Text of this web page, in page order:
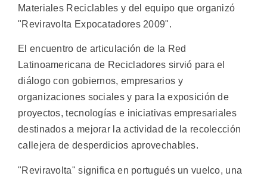
Materiales Reciclables y del equipo que organizó
"Reviravolta Expocatadores 2009".
El encuentro de articulación de la Red
Latinoamericana de Recicladores sirvió para el
diálogo con gobiernos, empresarios y
organizaciones sociales y para la exposición de
proyectos, tecnologías e iniciativas empresariales
destinados a mejorar la actividad de la recolección
callejera de desperdicios aprovechables.
"Reviravolta" significa en portugués un vuelco, una